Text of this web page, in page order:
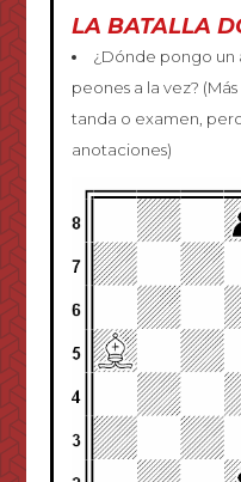
LA BATALLA
¿Dónde pongo un
peones a la vez?
tanda o examen,
anotaciones)